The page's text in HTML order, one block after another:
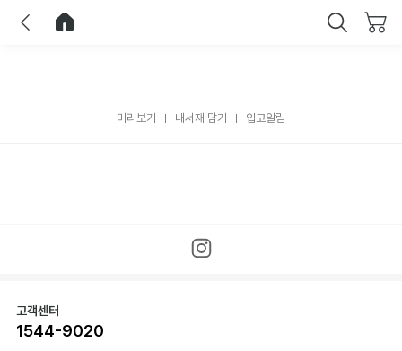
미리보기 내서재 담기 입고알림
고객센터
1544-9020